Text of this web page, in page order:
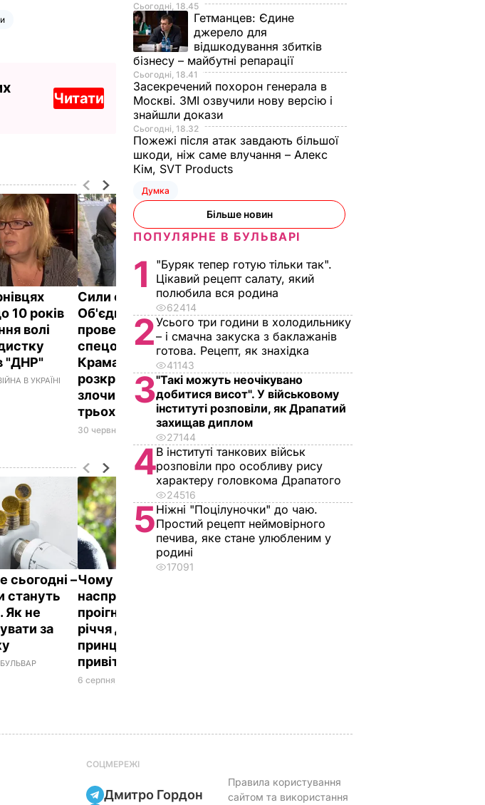
Читати
10 років
волі
"ДНР"
В УКРАЇНІ
Сили операції
Об'єднаних сил
провели
спецоперацію у
Краматорську:
розкрито 18
злочинів, затримано
трьох бойовиків
30 червня, 20.41 ВІЙНА В УКРАЇНІ
сьогодні –
стануть
Як не
за
БУЛЬВАР
Чому Чарльз III
насправді
проігнорував 45-
річчя дружини
принца Гаррі і не
привітав невістку
6 серпня, 16.36
Сьогодні, 18.45
Гетманцев: Єдине
джерело для
відшкодування збитків
бізнесу – майбутні репарації
Сьогодні, 18.41
Засекречений похорон генерала в
Москві. ЗМІ озвучили нову версію і
знайшли докази
Сьогодні, 18.32
Пожежі після атак завдають більшої
шкоди, ніж саме влучання – Алекс
Кім, SVT Products
Думка
Більше новин
ПОПУЛЯРНЕ В БУЛЬВАРІ
1
"Буряк тепер готую тільки так".
Цікавий рецепт салату, який
полюбила вся родина
62414
2Усього три години в холодильнику
– і смачна закуска з баклажанів
готова. Рецепт, як знахідка
41143
3"Такі можуть неочікувано
добитися висот". У військовому
інституті розповіли, як Драпатий
захищав диплом
27144
4В інституті танкових військ
розповіли про особливу рису
характеру головкома Драпатого
24516
5Ніжні "Поцілуночки" до чаю.
Простий рецепт неймовірного
печива, яке стане улюбленим у
родині
17091
СОЦМЕРЕЖІ
Дмитро Гордон
Правила користування
сайтом та використання